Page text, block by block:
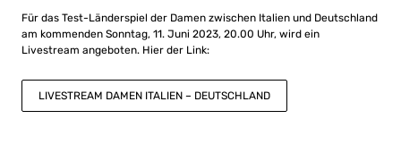
Für das Test-Länderspiel der Damen zwischen Italien und Deutschland
am kommenden Sonntag, 11. Juni 2023, 20.00 Uhr, wird ein
Livestream angeboten. Hier der Link:
LIVESTREAM DAMEN ITALIEN – DEUTSCHLAND